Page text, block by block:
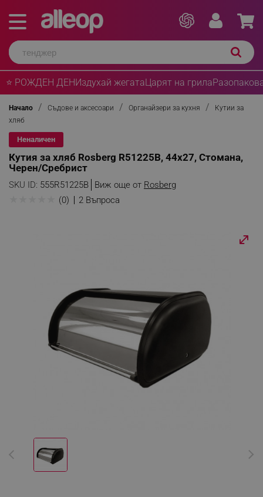
⭐ РОЖДЕН ДЕНИздухай жегатаЦарят на грила
Начало Съдове и аксесоари Органайзери за кухня
Кутии за
хляб
Неналичен
Кутия за хляб Rosberg R51225B, 44х27, Стомана,
Черен/Сребрист
SKU ID: 555R51225B Виж още от Rosberg
(0) 2 Въпроса